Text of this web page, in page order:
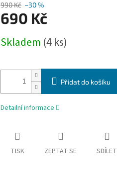
990 Kč –30 %
690 Kč
cena:
Skladem (4 ks)
Přidat do košíku
Detailní informace
TISK ZEPTAT SE SDÍLET